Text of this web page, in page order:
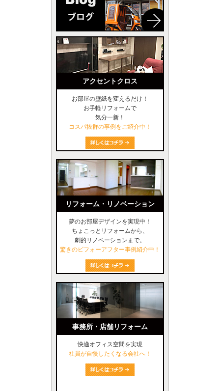
アクセントクロス
お部屋の壁紙を変えるだけ！
お手軽リフォームで
気分一新！
コスパ抜群の事例をご紹介中！
リフォーム・リノベーション
夢のお部屋デザインを実現中！
ちょこっとリフォームから、
劇的リノベーションまで。
驚きのビフォーアフター事例紹介中！
事務所・店舗リフォーム
快適オフィス空間を実現
社員が自慢したくなる会社へ！